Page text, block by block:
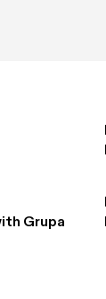
Grupa